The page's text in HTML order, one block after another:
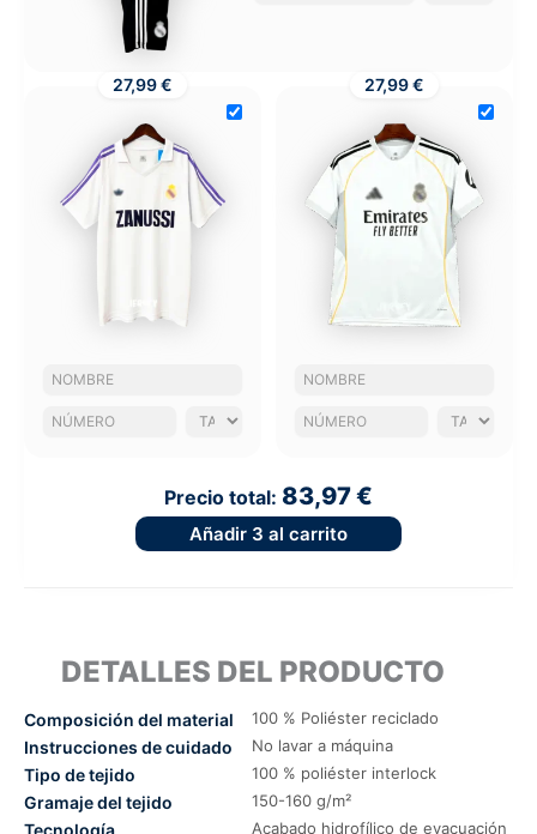
27,99 € 27,99 €
Precio total: 83,97 €
Añadir 3 al carrito
DETALLES DEL PRODUCTO
Composición del material 100 % Poliéster reciclado
Instrucciones de cuidado No lavar a máquina
Tipo de tejido 100 % poliéster interlock
Gramaje del tejido 150-160 g/m²
Acabado hidrofílico de evacuación